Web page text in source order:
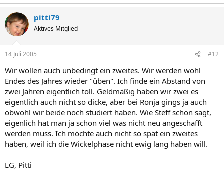
pitti79
Aktives Mitglied
14 Juli 2005 #12
Wir wollen auch unbedingt ein zweites. Wir werden wohl
Endes des Jahres wieder "üben". Ich finde ein Abstand von
zwei Jahren eigentlich toll. Geldmäßig haben wir zwei es
eigentlich auch nicht so dicke, aber bei Ronja gings ja auch
obwohl wir beide noch studiert haben. Wie Steff schon sagt,
eigenlich hat man ja schon viel was nicht neu angeschafft
werden muss. Ich möchte auch nicht so spät ein zweites
haben, weil ich die Wickelphase nicht ewig lang haben will.
LG, Pitti